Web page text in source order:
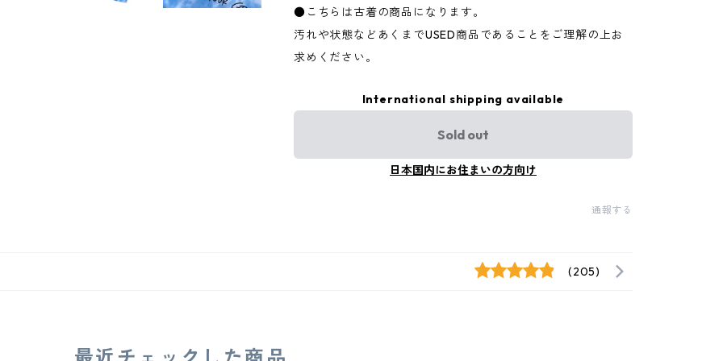
●こちらは古着の商品になります。
汚れや状態などあくまでUSED商品であることをご理解の上お
求めください。
International shipping available
Sold out
日本国内にお住まいの方向け
通報する
(205)